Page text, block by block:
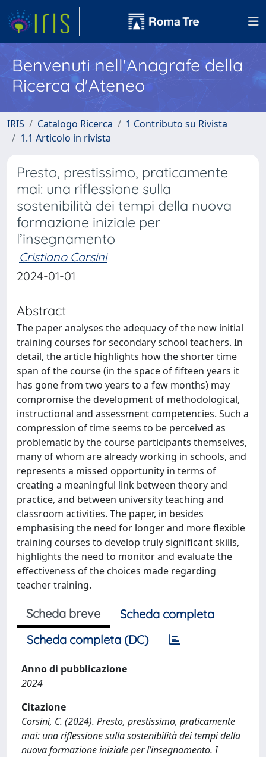
Benvenuti nell'Anagrafe della
Ricerca d'Ateneo
IRIS Catalogo Ricerca
1 Contributo su Rivista
1.1 Articolo in rivista
Presto, prestissimo, praticamente
mai: una riflessione sulla
sostenibilità dei tempi della nuova
formazione iniziale per
l’insegnamento
Cristiano Corsini
2024-01-01
Abstract
The paper analyses the adequacy of the new initial
training courses for secondary school teachers. In
detail, the article highlights how the shorter time
span of the course (in the space of fifteen years it
has gone from two years to a few months) may
compromise the development of methodological,
instructional and assessment competencies. Such a
compression of time seems to be perceived as
problematic by the course participants themselves,
many of whom are already working in schools, and
represents a missed opportunity in terms of
creating a meaningful link between theory and
practice, and between university teaching and
classroom activities. The paper, in besides
emphasising the need for longer and more flexible
training courses to develop truly significant skills,
highlights the need to monitor and evaluate the
effectiveness of the choices made regarding
teacher training.
Scheda breve
Scheda completa
Scheda completa (DC)
Anno di pubblicazione
2024
Citazione
Corsini, C. (2024). Presto, prestissimo, praticamente
mai: una riflessione sulla sostenibilità dei tempi della
nuova formazione iniziale per l’insegnamento. I